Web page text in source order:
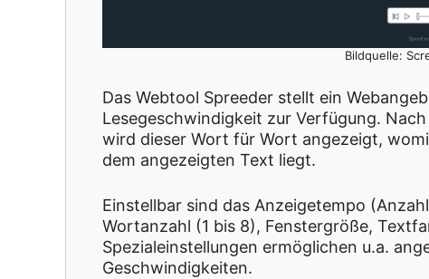
Bildquelle:
Das Webtool Spreeder stellt ein
Lesegeschwindigkeit zur Verfügung.
wird dieser Wort für Wort angezeigt,
dem angezeigten Text liegt.
Einstellbar sind das Anzeigetempo
Wortanzahl (1 bis 8), Fenstergröße,
Spezialeinstellungen ermöglichen u.a.
Geschwindigkeiten.